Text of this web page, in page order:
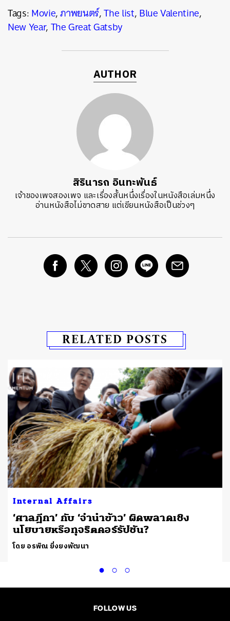
Tags:Movie,ภาพยนตร์,The list,Blue Valentine,
New Year,The Great Gatsby
AUTHOR
สิรินารถ อินทะพันธ์
เจ้าของเพจสองเพจ และเรื่องสั้นหนึ่งเรื่องในหนังสือเล่มหนึ่ง
อ่านหนังสือไม่ขาดสาย แต่เขียนหนังสือเป็นช่วงๆ
RELATED POSTS
Internal Affairs
‘ศาลฎีกา’ กับ ‘จำนำข้าว’ ผิดพลาดเชิง
นโยบายหรือทุจริตคอร์รัปชัน?
โดย อรพิณ ยิ่งยงพัฒนา
FOLLOW US